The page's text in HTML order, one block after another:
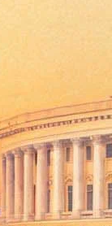
и Будапеште.